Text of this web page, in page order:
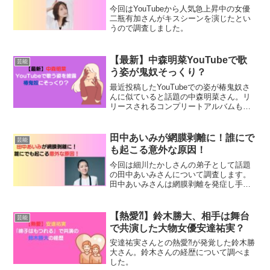
今回はYouTubeから人気急上昇中の女優
二瓶有加さんがキスシーンを演じたとい
うので調査しました。
芸能
【最新】中森明菜YouTubeで歌
う姿が鬼奴そっくり？
最近投稿したYouTubeでの姿が椿鬼奴さ
んに似ていると話題の中森明菜さん。リ
リースされるコンプリートアルバムも紹
芸能
田中あいみが網膜剥離に！誰にで
も起こる意外な原因！
今回は細川たかしさんの弟子として話題
の田中あいみさんについて調査します。
田中あいみさんは網膜剥離を発症し手術
した。
芸能
【熱愛⁈】鈴木勝大、相手は舞台
で共演した大物女優安達祐実？
安達祐実さんとの熱愛⁈が発覚した鈴木勝
大さん。鈴木さんの経歴について調べま
した。